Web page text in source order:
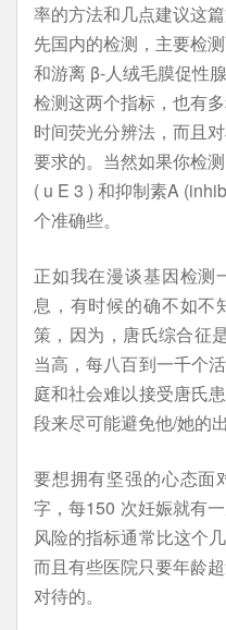
率的方法和几点建议这
先国内的检测，主要检
和游离 β-人绒毛膜促性
检测这两个指标，也有
时间荧光分辨法，而且
要求的。当然如果你检
( u E 3 ) 和抑制素A
个准确些。
正如我在漫谈基因检测
息，有时候的确不如不
策，因为，唐氏综合征
当高，每八百到一千个
庭和社会难以接受唐氏
段来尽可能避免他/她
要想拥有坚强的心态面
字，每150 次妊娠就有
风险的指标通常比这个
而且有些医院只要年龄
对待的。